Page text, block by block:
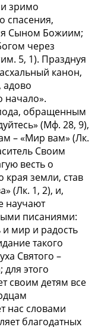
зримо
спасения,
Сыном Божиим;
через
5, 1). Празднуя
канон,
адово
начало».
обращенным
(Мф. 28, 9),
–«Мир вам» (Лк.
Своим
весть о
края земли, став
(Лк. 1, 2), и,
научают
писаниями:
и мир и радость
такого
Святого –
этого
своим детям все
нас словами
благодатных